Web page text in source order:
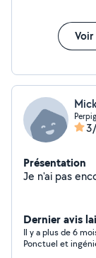
Présentation
Dernier avis
Il y a plus de 6
Ponctuel et